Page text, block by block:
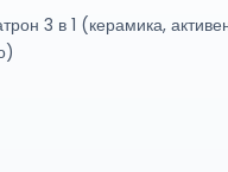
3 в 1 (керамика,